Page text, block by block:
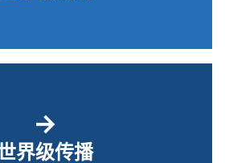
→
界级传播